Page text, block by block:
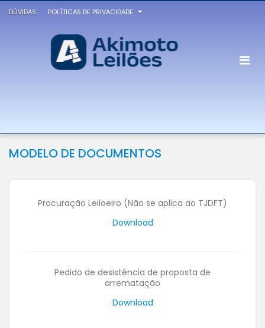
DÚVIDAS POLÍTICAS DE PRIVACIDADE
MODELO DE DOCUMENTOS
Procuração Leiloeiro (Não se aplica ao TJDFT)
Download
Pedido de desistência de proposta de
arrematação
Download